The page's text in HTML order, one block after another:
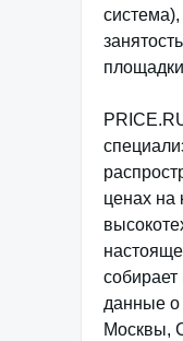
ценах на
собирает
данные о
Москвы,